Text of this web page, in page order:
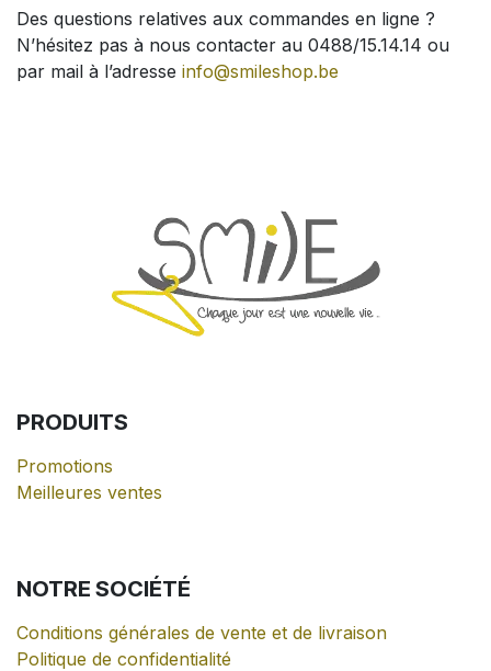
Des questions relatives aux commandes en ligne ?
N’hésitez pas à nous contacter au 0488/15.14.14 ou
par mail à l’adresse info@smileshop.be
PRODUITS
Promotions
Meilleures ventes
NOTRE SOCIÉTÉ
Conditions générales de vente et de livraison
Politique de confidentialité